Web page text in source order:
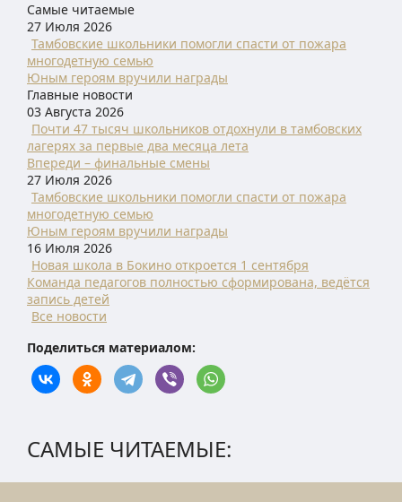
Самые читаемые
27 Июля 2026
Тамбовские школьники помогли спасти от пожара
многодетную семью
Юным героям вручили награды
Главные новости
03 Августа 2026
Почти 47 тысяч школьников отдохнули в тамбовских
лагерях за первые два месяца лета
Впереди – финальные смены
27 Июля 2026
Тамбовские школьники помогли спасти от пожара
многодетную семью
Юным героям вручили награды
16 Июля 2026
Новая школа в Бокино откроется 1 сентября
Команда педагогов полностью сформирована, ведётся
запись детей
Все новости
Поделиться материалом:
САМЫЕ ЧИТАЕМЫЕ: